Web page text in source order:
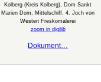
Kolberg (Kreis Kolberg), Dom Sankt
Marien Dom, Mittelschiff, 4. Joch von
Westen Freskomalerei
zoom in digilib
Dokument…